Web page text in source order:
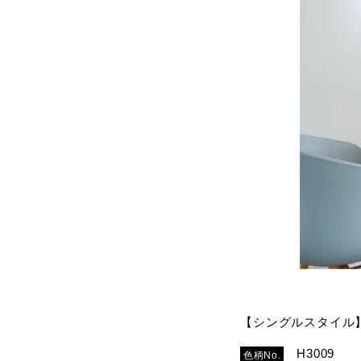
【シングルスタイル
色柄No. H3009